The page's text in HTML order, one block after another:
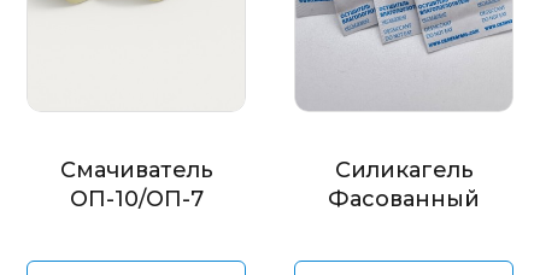
Смачиватель
ОП-10/ОП-7
Силикагель
Фасованный